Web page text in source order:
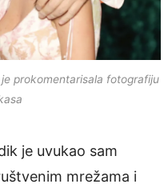
prokomentarisala fotografiju
je uvukao sam
mrežama i